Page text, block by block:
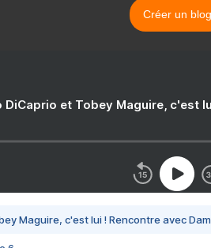
Créer un blog
DiCaprio et Tobey Maguire, c'est
Maguire, c'est lui ! Rencontre avec